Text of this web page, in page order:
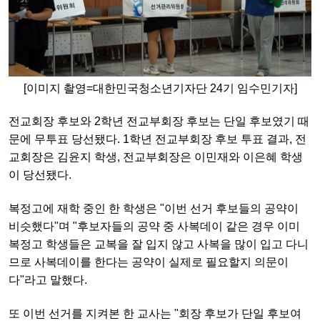
[이미지 촬영=대한민국청소년기자단 24기 임수민기자]
전교회장 후보와 2학년 전교부회장 후보는 단일 후보였기 때
문에 무투표 당선됐다. 1학년 전교부회장 후보 투표 결과, 전
교회장은 김윤지 학생, 전교부회장은 이민재와 이은혜 학생
이 당선됐다.
복정고에 재학 중인 한 학생은 "이번 선거 후보들의 공약이
비슷했다"며 "후보자들의 공약 중 사복데이 같은 경우 이미
복정고 학생들은 교복을 잘 입지 않고 사복을 많이 입고 다니
므로 사복데이를 한다는 공약이 실제로 필요할지 의문이
다"라고 말했다.
또 이번 선거를 지켜본 한 교사는 "회장 후보가 단일 후보여